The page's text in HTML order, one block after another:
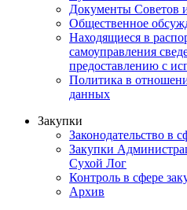
Документы Советов
Общественное
Находящиеся в
самоуправления
предоставлению с
Политика в
данных
Закупки
Законодательство в
Закупки
Сухой Лог
Контроль в сфере
Архив